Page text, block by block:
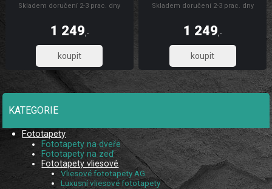
odolného vliesového materiálu, který
díky UV digitálnímu tisku. Skládá se z
Skladem doručení 2-3 prac. dny
1 249,-
1 032,23
odolného vliesového materiálu, který
díky UV digitálnímu tisku. Skládá se z
Skladem doručení 2-3 prac. dny
1 249,-
1 032,23
KATEGORIE
Fototapety
Fototapety na dveře
Fototapety na zeď
Fototapety vliesové
Vliesové fototapety AG
Luxusní vliesové fototapety